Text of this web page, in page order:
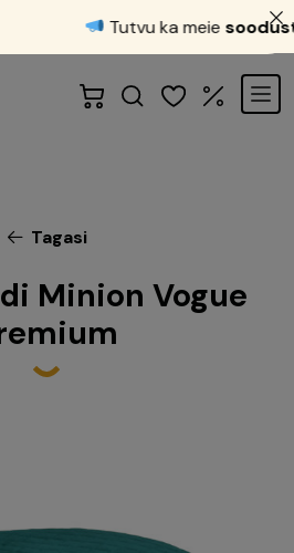
Tagasi
Minion Vogue
Tutvu ka meie